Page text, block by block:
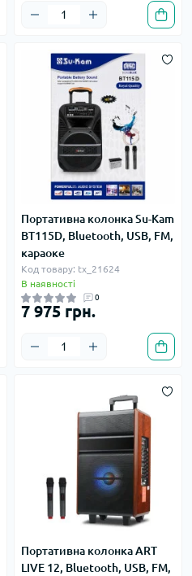
Портативна колонка Su-Kam
BT115D, Bluetooth, USB, FM,
караоке
Код товару: tx_21624
В наявності
0
7 975 грн.
Портативна колонка ART
LIVE 12, Bluetooth, USB, FM,